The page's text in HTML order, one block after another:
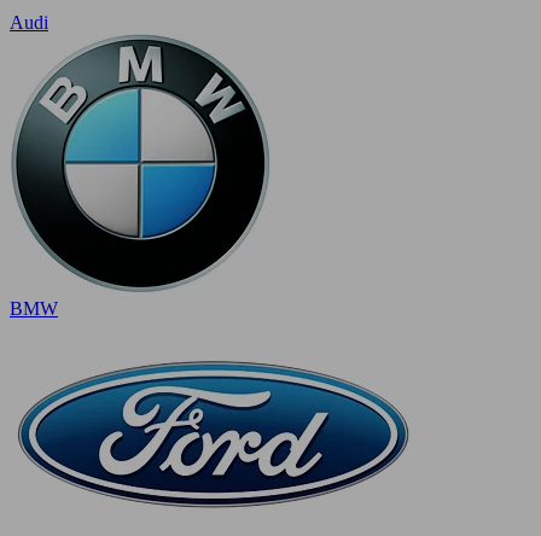
Audi
BMW